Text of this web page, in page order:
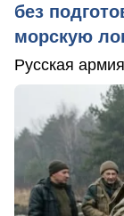
без
морскую
Русская